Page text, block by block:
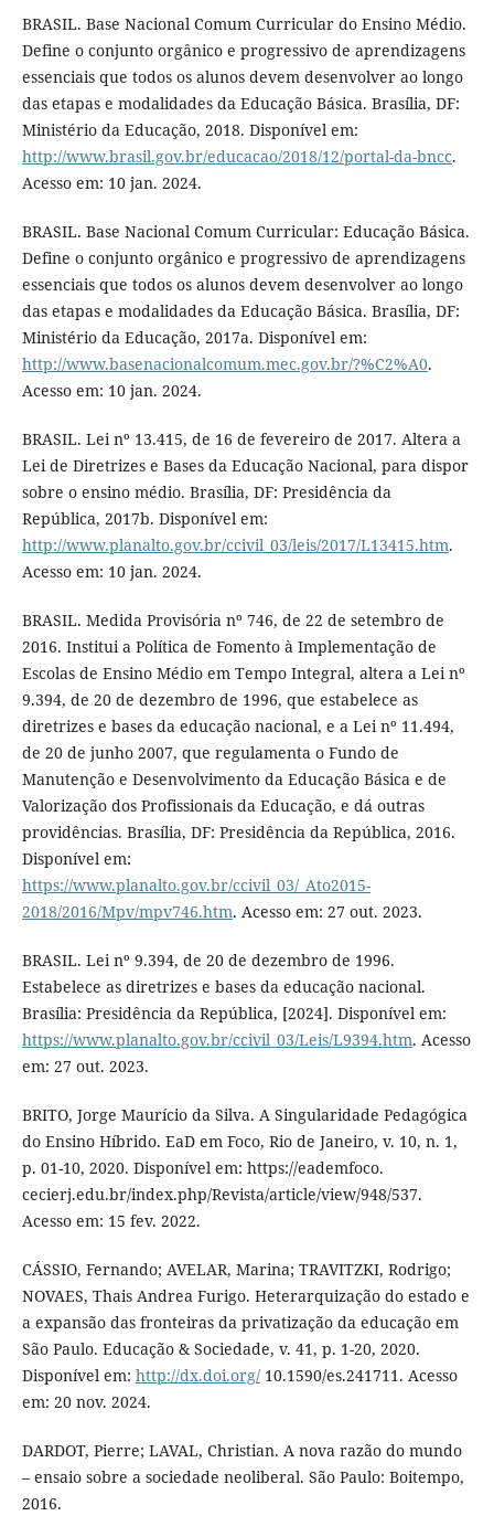
BRASIL. Base Nacional Comum Curricular do Ensino Médio.
Define o conjunto orgânico e progressivo de aprendizagens
essenciais que todos os alunos devem desenvolver ao longo
das etapas e modalidades da Educação Básica. Brasília, DF:
Ministério da Educação, 2018. Disponível em:
http://www.brasil.gov.br/educacao/2018/12/portal-da-bncc.
Acesso em: 10 jan. 2024.
BRASIL. Base Nacional Comum Curricular: Educação Básica.
Define o conjunto orgânico e progressivo de aprendizagens
essenciais que todos os alunos devem desenvolver ao longo
das etapas e modalidades da Educação Básica. Brasília, DF:
Ministério da Educação, 2017a. Disponível em:
http://www.basenacionalcomum.mec.gov.br/?%C2%A0.
Acesso em: 10 jan. 2024.
BRASIL. Lei nº 13.415, de 16 de fevereiro de 2017. Altera a
Lei de Diretrizes e Bases da Educação Nacional, para dispor
sobre o ensino médio. Brasília, DF: Presidência da
República, 2017b. Disponível em:
http://www.planalto.gov.br/ccivil_03/leis/2017/L13415.htm.
Acesso em: 10 jan. 2024.
BRASIL. Medida Provisória nº 746, de 22 de setembro de
2016. Institui a Política de Fomento à Implementação de
Escolas de Ensino Médio em Tempo Integral, altera a Lei nº
9.394, de 20 de dezembro de 1996, que estabelece as
diretrizes e bases da educação nacional, e a Lei nº 11.494,
de 20 de junho 2007, que regulamenta o Fundo de
Manutenção e Desenvolvimento da Educação Básica e de
Valorização dos Profissionais da Educação, e dá outras
providências. Brasília, DF: Presidência da República, 2016.
Disponível em:
https://www.planalto.gov.br/ccivil_03/_Ato2015-
2018/2016/Mpv/mpv746.htm. Acesso em: 27 out. 2023.
BRASIL. Lei nº 9.394, de 20 de dezembro de 1996.
Estabelece as diretrizes e bases da educação nacional.
Brasília: Presidência da República, [2024]. Disponível em:
https://www.planalto.gov.br/ccivil_03/Leis/L9394.htm. Acesso
em: 27 out. 2023.
BRITO, Jorge Maurício da Silva. A Singularidade Pedagógica
do Ensino Híbrido. EaD em Foco, Rio de Janeiro, v. 10, n. 1,
p. 01-10, 2020. Disponível em: https://eademfoco.
cecierj.edu.br/index.php/Revista/article/view/948/537.
Acesso em: 15 fev. 2022.
CÁSSIO, Fernando; AVELAR, Marina; TRAVITZKI, Rodrigo;
NOVAES, Thais Andrea Furigo. Heterarquização do estado e
a expansão das fronteiras da privatização da educação em
São Paulo. Educação & Sociedade, v. 41, p. 1-20, 2020.
Disponível em: http://dx.doi.org/10.1590/es.241711. Acesso
em: 20 nov. 2024.
DARDOT, Pierre; LAVAL, Christian. A nova razão do mundo
– ensaio sobre a sociedade neoliberal. São Paulo: Boitempo,
2016.